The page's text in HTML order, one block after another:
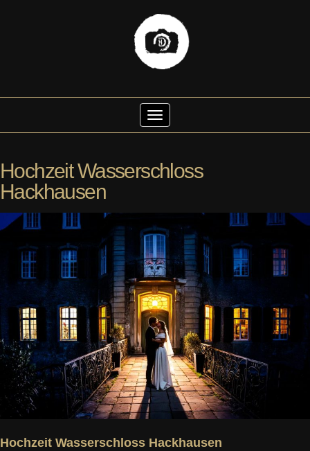
content
Toggle Navigation
Hochzeit Wasserschloss
Hackhausen
Hochzeit Wasserschloss Hackhausen